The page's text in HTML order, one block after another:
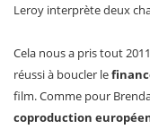
Leroy interprète deux
Cela nous a pris tout
réussi à boucler le
film. Comme pour
coproduction